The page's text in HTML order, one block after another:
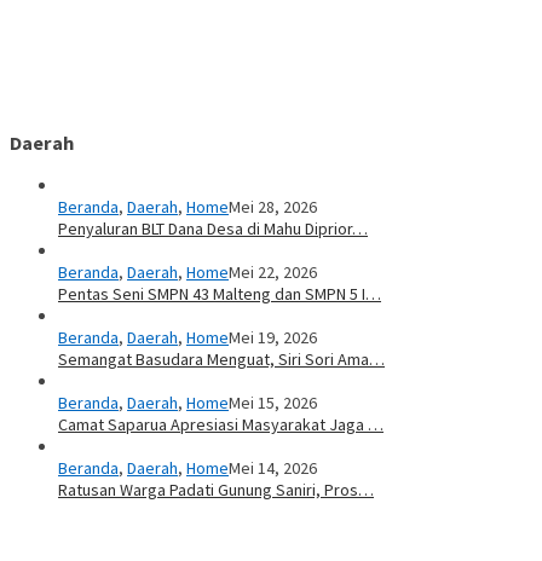
Daerah
Beranda, Daerah, HomeMei 28, 2026
Penyaluran BLT Dana Desa di Mahu Diprior…
Beranda, Daerah, HomeMei 22, 2026
Pentas Seni SMPN 43 Malteng dan SMPN 5 I…
Beranda, Daerah, HomeMei 19, 2026
Semangat Basudara Menguat, Siri Sori Ama…
Beranda, Daerah, HomeMei 15, 2026
Camat Saparua Apresiasi Masyarakat Jaga …
Beranda, Daerah, HomeMei 14, 2026
Ratusan Warga Padati Gunung Saniri, Pros…